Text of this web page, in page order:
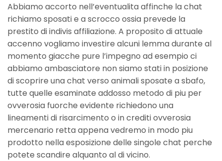
Abbiamo accorto nell’eventualita affinche la chat
richiamo sposati e a scrocco ossia prevede la
prestito di indivis affiliazione. A proposito di attuale
accenno vogliamo investire alcuni lemma durante al
momento giacche pure l’impegno ad esempio ci
abbiamo ambasciatore non siamo stati in posizione
di scoprire una chat verso animali sposate a sbafo,
tutte quelle esaminate addosso metodo di piu per
ovverosia fuorche evidente richiedono una
lineamenti di risarcimento o in crediti ovverosia
mercenario retta appena vedremo in modo piu
prodotto nella esposizione delle singole chat perche
potete scandire alquanto al di vicino.